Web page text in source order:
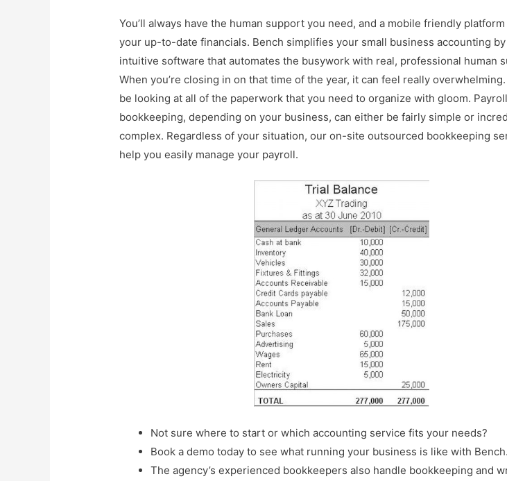
You’ll always have the human support you need, and a mobile friendly
your up-to-date financials. Bench simplifies your small business accounting
intuitive software that automates the busywork with real, professional human
When you’re closing in on that time of the year, it can feel really
be looking at all of the paperwork that you need to organize with gloom. Payroll
bookkeeping, depending on your business, can either be fairly simple or
complex. Regardless of your situation, our on-site outsourced bookkeeping
help you easily manage your payroll.
Not sure where to start or which accounting service fits your needs?
Book a demo today to see what running your business is like with Bench.
The agency’s experienced bookkeepers also handle bookkeeping and